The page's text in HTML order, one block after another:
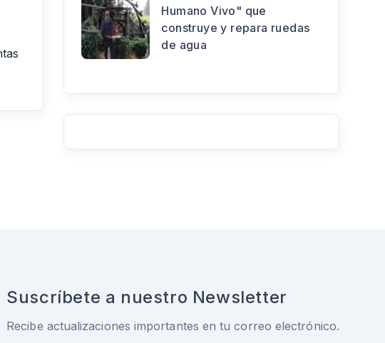
Humano Vivo" que
construye y repara ruedas
de agua
Suscríbete a nuestro Newsletter
Recibe actualizaciones importantes en tu correo electrónico.